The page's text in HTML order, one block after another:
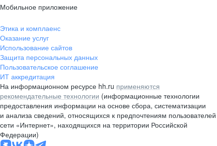
Мобильное приложение
Этика и комплаенс
Оказание услуг
Использование сайтов
Защита персональных данных
Пользовательское соглашение
ИТ аккредитация
На информационном ресурсе hh.ru применяются
рекомендательные технологии (информационные технологии
предоставления информации на основе сбора, систематизации
и анализа сведений, относящихся к предпочтениям пользователей
сети «Интернет», находящихся на территории Российской
Федерации)